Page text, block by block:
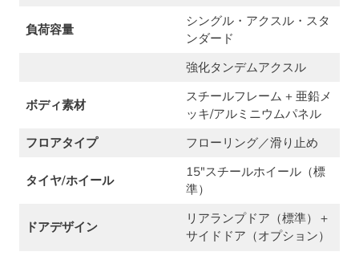
負荷容量
シングル・アクスル・スタ
ンダード
強化タンデムアクスル
ボディ素材
スチールフレーム + 亜鉛メ
ッキ/アルミニウムパネル
フロアタイプ
フローリング／滑り止め
タイヤ/ホイール
15″スチールホイール（標
準）
ドアデザイン
リアランプドア（標準）＋
サイドドア（オプション）